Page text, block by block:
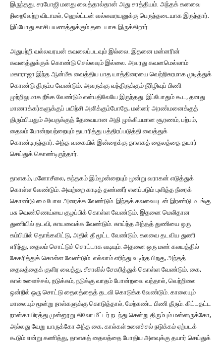
இருந்தது. சரபோஜி மனது வைத்தால்தான் அது சாத்தியம். அந்தக் கனவை
நிறைவேற்ற விடாமல், ஹெல்ட்டன் வல்லவரயனுக்கு பெருந்தடையாக இருந்தார்.
இப்போது காசி பயணத்துக்கும் தடையாக இருக்கிறார்.
அதுபற்றி வல்லவரயன் கவலைப்படவும் இல்லை. இதனை மன்னரின்
கவனத்துக்குக் கொண்டு செல்லவும் இல்லை. அவரது கவனமெல்லாம்
மகாராஜா இந்த ஆன்மீக வைத்திய பாத யாத்திரையை வெற்றிகரமாக முடித்துக்
கொண்டு திரும்ப வேண்டும். அவருக்கு வந்திருக்கும் நீரிழிவுப் பிணி
முற்றிலுமாக நீங்க வேண்டும் என்பதிலேயே இருந்தது. இப்போதும் கூட, தனது
மாணாக்கர்களுக்குப் பயிற்சி அளிக்கும்போதே, மன்னர் அரண்மனைக்குத்
திரும்பியதும் அவருக்குத் தேவையான அதி முக்கியமான சூரணம், பற்பம்,
தைலம் போன்றவற்றையும் தயாரித்து பத்திரப்படுத்தி வைத்துக்
கொண்டிருந்தார். அந்த வகையில் இன்றைக்கு தாளகத் தைலத்தை தயார்
செய்துக் கொண்டிருந்தார்.
தாளகம், மனோசீலை, கந்தகம் இம்மூன்றையும் மூன்று வராகன் எடுத்துக்
கொள்ள வேண்டும். அவற்றை காடித் தண்ணீர் எனப்படும் புளித்த நீரைக்
கொண்டு மை போல அரைக்க வேண்டும். இந்தக் கலவையுடன் இரண்டு மடங்கு
பசு வெண்ணெய்யை குழப்பிக் கொள்ள வேண்டும். இதனை மெலிதான
துணியில் தடவி, காயவைக்க வேண்டும். காய்ந்த அந்தத் துணியை ஒரு
கம்பியில் தொங்கவிட்டு, அதில் தீ மூட்ட வேண்டும். கலவை தடவிய துணி
எரிந்து, தைலம் சொட்டுச் சொட்டாக வடியும். அதனை ஒரு மண் கலயத்தில்
சேகரித்துக் கொள்ள வேண்டும். எல்லாம் எரிந்து வடிந்த பிறகு, அந்தத்
தைலத்தைக் குளிர வைத்து, சீசாவில் சேகரித்துக் கொள்ள வேண்டும். கை,
கால் உளைச்சல், நடுக்கம், நடுக்கு வாதம் போன்றவை வந்தால், வெற்றிலை
ஒன்றில் ஒரு சொட்டு தைலத்தைத் தடவி கொடுக்க வேண்டும். காலையும்
மாலையும் மூன்று நாள்களுக்கு கொடுத்தால், மேற்கண்ட பிணி தீரும். கிட்டதட்ட
நான்காயிரத்து முன்னூறு கிலோ மீட்டர் நடந்து சென்று திரும்பும் மன்னருக்கோ,
அல்லது வேறு யாருக்கோ அந்த கை, கால்கள் உளைச்சல் நடுக்கம் ஏற்படக்
கூடும் என்று கணித்து, தாளகத் தைலத்தை போதிய அளவுக்கு தயார் செய்துக்